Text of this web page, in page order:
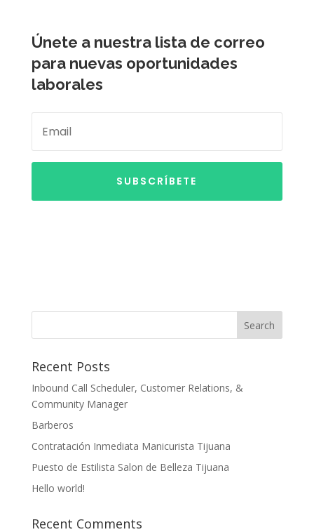
Únete a nuestra lista de correo
para nuevas oportunidades
laborales
SUBSCRÍBETE
Recent Posts
Inbound Call Scheduler, Customer Relations, &
Community Manager
Barberos
Contratación Inmediata Manicurista Tijuana
Puesto de Estilista Salon de Belleza Tijuana
Hello world!
Recent Comments